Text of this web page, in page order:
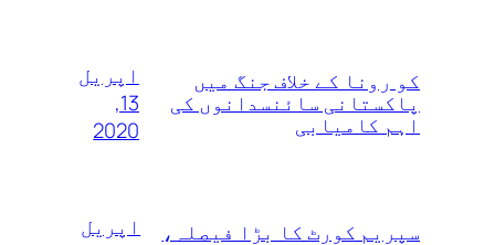
کو رونا کے خلاف جنگ میں
پاکستانی سائنسدانوں کی
اہم کامیابی
اپریل
13,
2020
سپریم کورٹ کا بڑا فیصلہ،
اپریل